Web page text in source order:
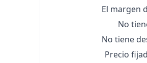
El margen
No
No tiene
Precio